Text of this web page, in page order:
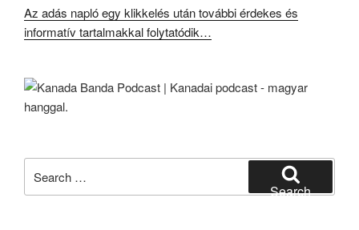
Az adás napló egy klikkelés után további érdekes és
informatív tartalmakkal folytatódik…
for:
Search